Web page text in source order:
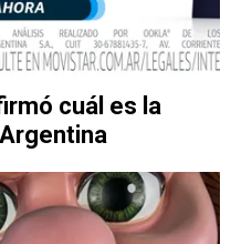
cuál es la